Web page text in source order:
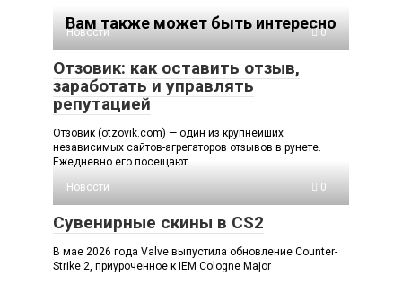
Вам также может быть интересно
Новости 0
Отзовик: как оставить отзыв,
заработать и управлять
репутацией
Отзовик (otzovik.com) — один из крупнейших
независимых сайтов-агрегаторов отзывов в рунете.
Ежедневно его посещают
Новости
0
Сувенирные скины в CS2
В мае 2026 года Valve выпустила обновление Counter-
Strike 2, приуроченное к IEM Cologne Major